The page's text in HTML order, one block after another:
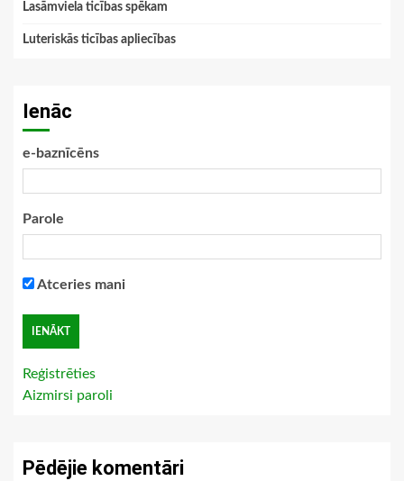
Lasāmviela ticības spēkam
Luteriskās ticības apliecības
Ienāc
e-baznīcēns
Parole
Atceries mani
Reģistrēties
Aizmirsi paroli
Pēdējie komentāri